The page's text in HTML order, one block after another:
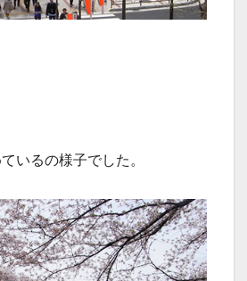
いるの様子でした。